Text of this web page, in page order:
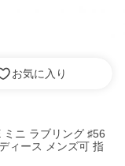
お気に入り
ミニ ラブリング ♯56
ィース メンズ可 指